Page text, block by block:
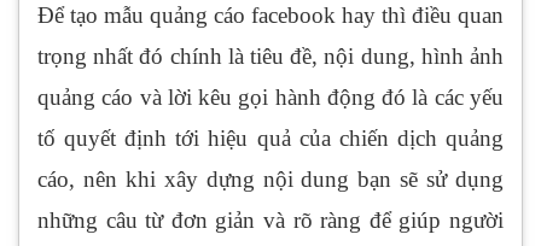
Để tạo mẫu quảng cáo facebook hay thì điều quan
trọng nhất đó chính là tiêu đề, nội dung, hình ảnh
quảng cáo và lời kêu gọi hành động đó là các yếu
tố quyết định tới hiệu quả của chiến dịch quảng
cáo, nên khi xây dựng nội dung bạn sẽ sử dụng
những câu từ đơn giản và rõ ràng để giúp người